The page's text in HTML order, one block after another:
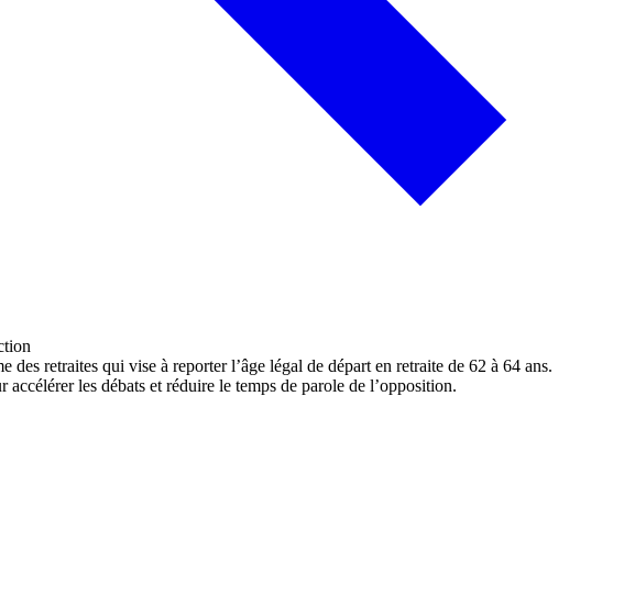
retraites qui vise à reporter l’âge légal de départ en retraite de 62 à 64 ans.
les débats et réduire le temps de parole de l’opposition.